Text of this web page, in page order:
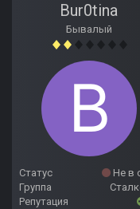
Bur0tina
Бывалый
Статус
Не в
Группа
Репутация